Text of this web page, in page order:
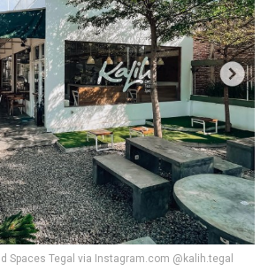
Spaces Tegal via Instagram.com @kalih.tegal